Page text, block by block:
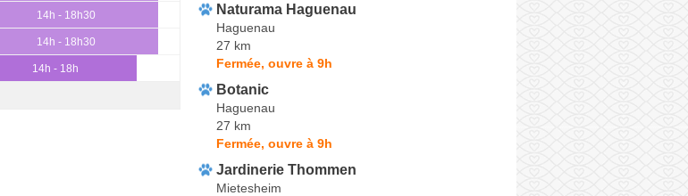
14h - 18h30
14h - 18h30
14h - 18h
Naturama Haguenau
Haguenau
27 km
Fermée, ouvre à 9h
Botanic
Haguenau
27 km
Fermée, ouvre à 9h
Jardinerie Thommen
Mietesheim